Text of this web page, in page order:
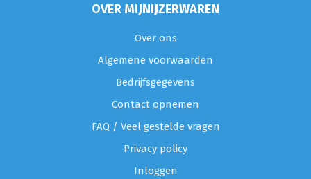
OVER MIJNIJZERWAREN
Over ons
Algemene voorwaarden
Bedrijfsgegevens
Contact opnemen
FAQ / Veel gestelde vragen
Privacy policy
Inloggen